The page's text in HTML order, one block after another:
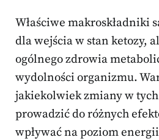
Właściwe makroskładniki
dla wejścia w stan ketozy,
ogólnego zdrowia
wydolności organizmu.
jakiekolwiek zmiany w
prowadzić do różnych
wpływać na poziom